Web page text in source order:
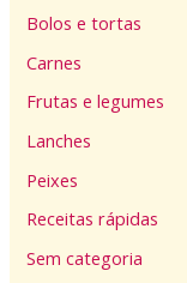
Bolos e tortas
Carnes
Frutas e legumes
Lanches
Peixes
Receitas rápidas
Sem categoria